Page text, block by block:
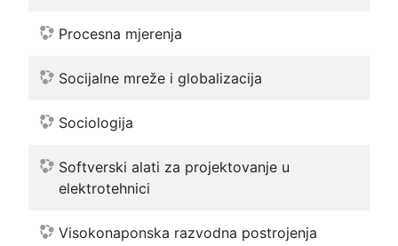
Procesna mjerenja
Socijalne mreže i globalizacija
Sociologija
Softverski alati za projektovanje u
elektrotehnici
Visokonaponska razvodna postrojenja